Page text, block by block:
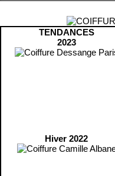
TENDANCES
2023
Hiver 2022